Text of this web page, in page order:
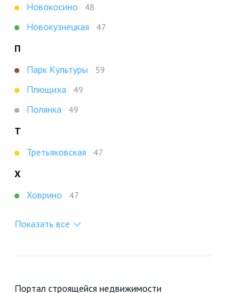
Новокосино
48
Новокузнецкая 47
П
Парк Культуры
59
Плющиха 49
Полянка 49
Т
Третьяковская
47
Х
Ховрино
47
Показать все
Портал строящейся недвижимости